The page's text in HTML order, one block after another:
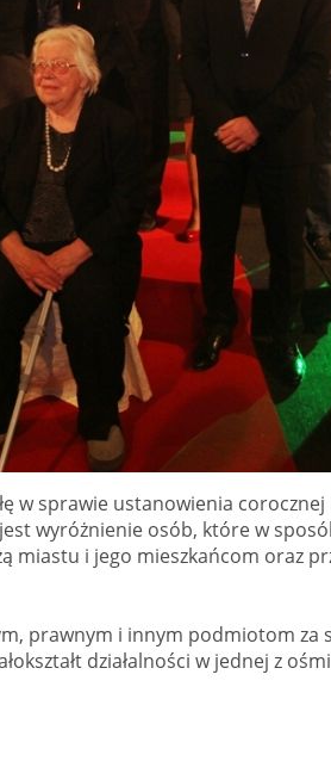
w sprawie ustanowienia
wyróżnienie osób, które w
miastu i jego mieszkańcom oraz
prawnym i innym podmiotom za
działalności w jednej z